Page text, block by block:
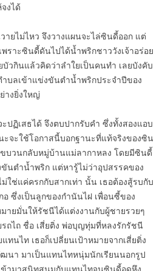
งได้
ยไม่ไหว จึงวางแผนจะไล่ซินดี้ออก แต่
ราะซินดี้ดันไปได้น้ำพริกชาววังเจ้าอร่อย
วกินแล้วคิดว่าลำใยเป็นคนทำ เลยบังคับ
บลเข้าแข่งขันตำน้ำพริกประจำปีของ
างยิ่งใหญ่
ปฏิเสธได้ จึงตบปากรับคำ ซึ่งทั้งสองแอบ
จะใช้โอกาสนี้บอกฐานะที่แท้จริงของซิน
บวนกลับหมู่บ้านแม่ลากาหลง โดยมีซินดี้
นตำน้ำพริก แต่หารู้ไม่ว่าอุปสรรคของ
ใช่แค่ครกกับสากเท่า นั้น เธอต้องสู้รบกับ
อ ซึ่งเป็นลูกของกำนันไฝ เพื่อนซี้ของ
ายมั่นให้รัชนีได้แต่งงานกับผู้ชายรวยๆ
รถไถ ชื่อ เสี่ยติ่ง พ่อบุญทุ่มที่หลงรักรัชนี
นไท เธอก็เปลี่ยนเป้าหมายจากเสี่ยติ่ง
นา มาเป็นแทนไทหนุ่มนักเรียนนอกรูป